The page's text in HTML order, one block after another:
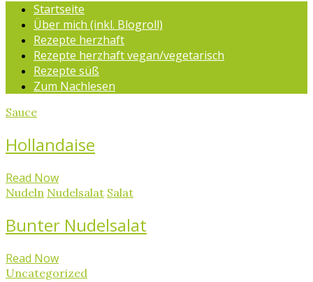
Startseite
Über mich (inkl. Blogroll)
Rezepte herzhaft
Rezepte herzhaft vegan/vegetarisch
Rezepte süß
Zum Nachlesen
Sauce
Hollandaise
Read Now
Nudeln Nudelsalat Salat
Bunter Nudelsalat
Read Now
Uncategorized